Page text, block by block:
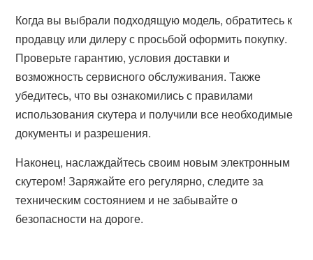
Когда вы выбрали подходящую модель, обратитесь к
продавцу или дилеру с просьбой оформить покупку.
Проверьте гарантию, условия доставки и
возможность сервисного обслуживания. Также
убедитесь, что вы ознакомились с правилами
использования скутера и получили все необходимые
документы и разрешения.
Наконец, наслаждайтесь своим новым электронным
скутером! Заряжайте его регулярно, следите за
техническим состоянием и не забывайте о
безопасности на дороге.